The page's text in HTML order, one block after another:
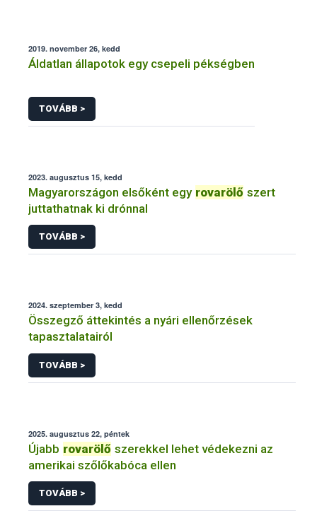
2019. november 26, kedd
Áldatlan állapotok egy csepeli pékségben
TOVÁBB >
2023. augusztus 15, kedd
Magyarországon elsőként egy rovarölő szert
juttathatnak ki drónnal
TOVÁBB >
2024. szeptember 3, kedd
Összegző áttekintés a nyári ellenőrzések
tapasztalatairól
TOVÁBB >
2025. augusztus 22, péntek
Újabb rovarölő szerekkel lehet védekezni az
amerikai szőlőkabóca ellen
TOVÁBB >